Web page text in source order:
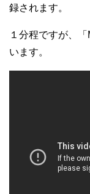
録されます。
１分程ですが、
います。